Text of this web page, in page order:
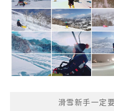
滑雪新手一定